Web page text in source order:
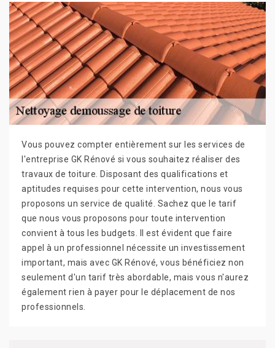
Vous pouvez compter entièrement sur les services de
l'entreprise GK Rénové si vous souhaitez réaliser des
travaux de toiture. Disposant des qualifications et
aptitudes requises pour cette intervention, nous vous
proposons un service de qualité. Sachez que le tarif
que nous vous proposons pour toute intervention
convient à tous les budgets. Il est évident que faire
appel à un professionnel nécessite un investissement
important, mais avec GK Rénové, vous bénéficiez non
seulement d'un tarif très abordable, mais vous n'aurez
également rien à payer pour le déplacement de nos
professionnels.